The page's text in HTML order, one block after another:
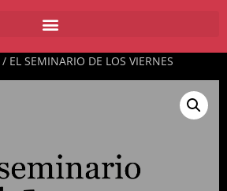
/ EL SEMINARIO DE LOS VIERNES